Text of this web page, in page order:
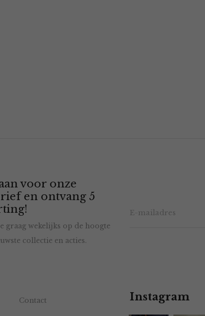
voor onze
en ontvang 5
graag wekelijks op de hoogte
collectie en acties.
Contact Instagram